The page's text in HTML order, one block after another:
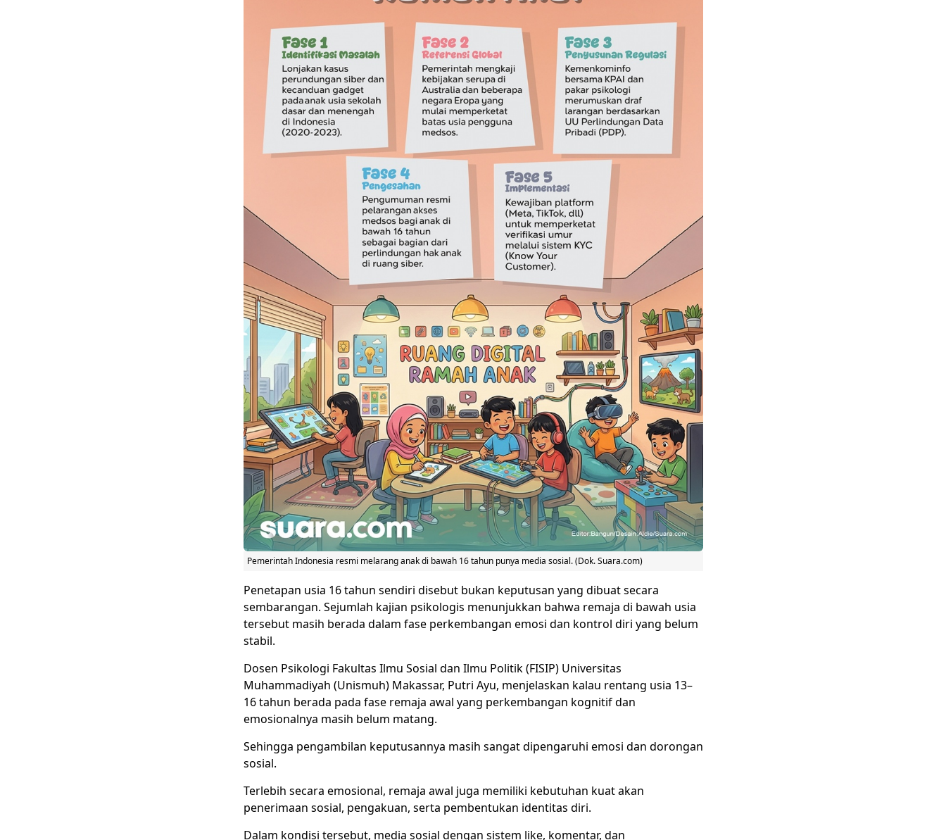
Pemerintah Indonesia resmi melarang anak di bawah 16 tahun punya media sosial. (Dok. Suara.com)
Penetapan usia 16 tahun sendiri disebut bukan keputusan yang dibuat secara
sembarangan. Sejumlah kajian psikologis menunjukkan bahwa remaja di bawah usia
tersebut masih berada dalam fase perkembangan emosi dan kontrol diri yang belum
stabil.
Dosen Psikologi Fakultas Ilmu Sosial dan Ilmu Politik (FISIP) Universitas
Muhammadiyah (Unismuh) Makassar, Putri Ayu, menjelaskan kalau rentang usia 13–
16 tahun berada pada fase remaja awal yang perkembangan kognitif dan
emosionalnya masih belum matang.
Sehingga pengambilan keputusannya masih sangat dipengaruhi emosi dan dorongan
sosial.
Terlebih secara emosional, remaja awal juga memiliki kebutuhan kuat akan
penerimaan sosial, pengakuan, serta pembentukan identitas diri.
Dalam kondisi tersebut, media sosial dengan sistem like, komentar, dan